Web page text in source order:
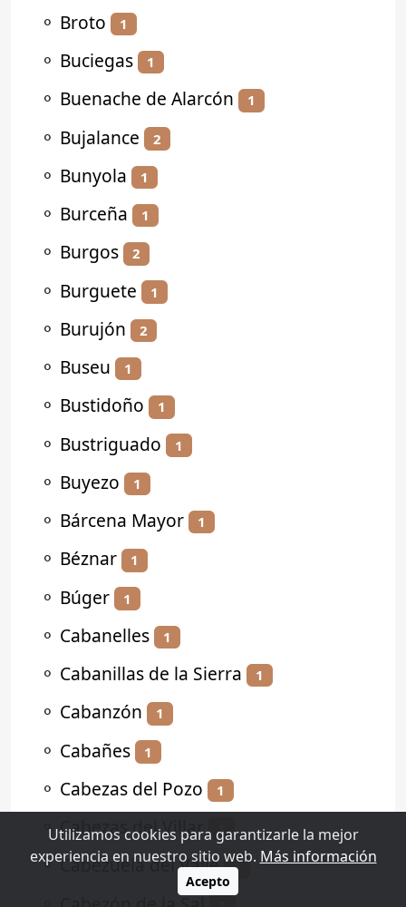
⚬ Broto 1
⚬ Buciegas 1
⚬ Buenache de Alarcón 1
⚬ Bujalance 2
⚬ Bunyola 1
⚬ Burceña 1
⚬ Burgos 2
⚬ Burguete 1
⚬ Burujón 2
⚬ Buseu 1
⚬ Bustidoño 1
⚬ Bustriguado 1
⚬ Buyezo 1
⚬ Bárcena Mayor 1
⚬ Béznar 1
⚬ Búger 1
⚬ Cabanelles 1
⚬ Cabanillas de la Sierra 1
⚬ Cabanzón 1
⚬ Cabañes 1
⚬ Cabezas del Pozo 1
⚬Cabezas del Villar 1
⚬Cabezuela del Valle 2
Utilizamos cookies para garantizarle la mejor
experiencia en nuestro sitio web. Más información
Acepto